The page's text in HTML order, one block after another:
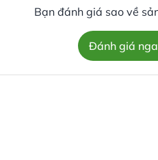
Bạn đánh giá sao về
Đánh giá